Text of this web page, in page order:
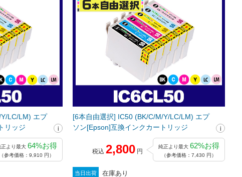
リッジ
正より最大 64%お得
（参考価格：9,910 円）
[6本自由選択] IC50 (BK/C/M/Y/LC/LM) エプ
ソン[Epson]互換インクカートリッジ
税込 2,800 円
純正より最大 62%お得
（参考価格：7,430 円）
当日出荷 在庫あり